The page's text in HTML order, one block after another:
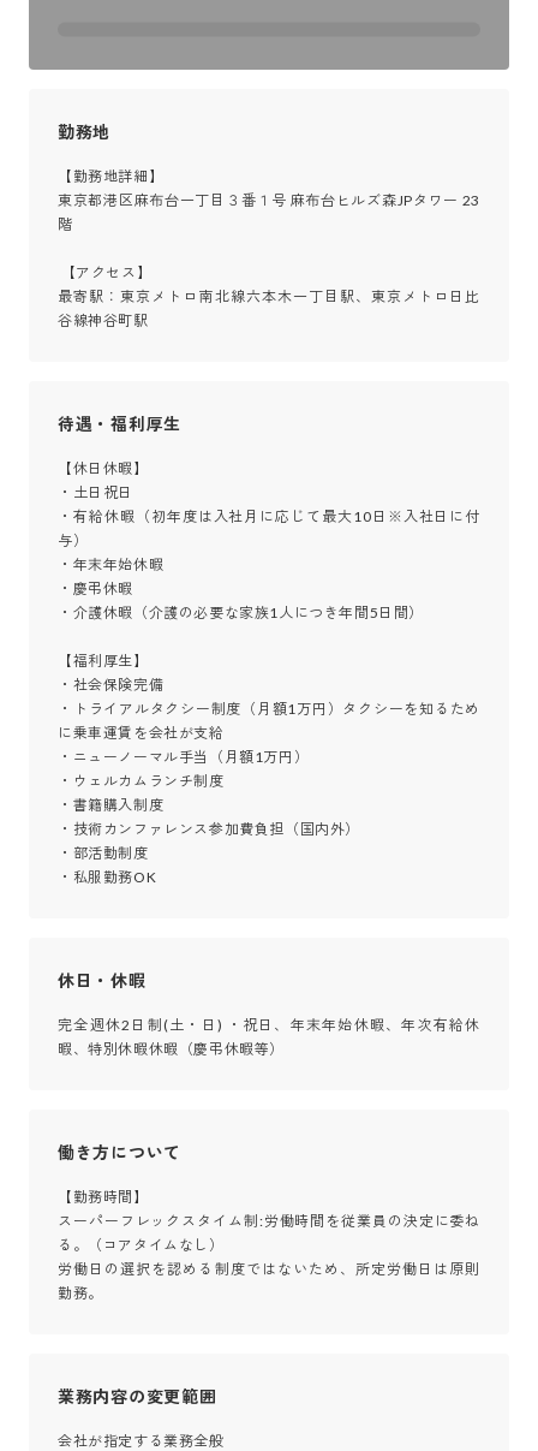
勤務地
【勤務地詳細】
東京都港区麻布台一丁目３番１号 麻布台ヒルズ森JPタワー 23
階
最寄駅：東京メトロ南北線六本木一丁目駅、東京メトロ日比
谷線神谷町駅
待遇・福利厚生
【休日休暇】
・土日祝日
・有給休暇（初年度は入社月に応じて最大10日※入社日に付
与）
・年末年始休暇
・慶弔休暇
・介護休暇（介護の必要な家族1人につき年間5日間）
【福利厚生】
・社会保険完備
・トライアルタクシー制度（月額1万円）タクシーを知るため
に乗車運賃を会社が支給
・ニューノーマル手当（月額1万円）
・ウェルカムランチ制度
・書籍購入制度
・技術カンファレンス参加費負担（国内外）
・部活動制度
・私服勤務OK
休日・休暇
完全週休2日制(土・日) ・祝日、年末年始休暇、年次有給休
暇、特別休暇休暇（慶弔休暇等）
働き方について
【勤務時間】
スーパーフレックスタイム制:労働時間を従業員の決定に委ね
る。（コアタイムなし）
労働日の選択を認める制度ではないため、所定労働日は原則
勤務。
業務内容の変更範囲
会社が指定する業務全般